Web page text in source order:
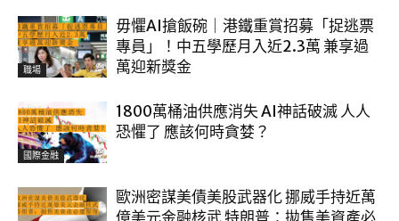
職場
毋懼AI搶飯碗｜港鐵重賞招募「捉逃票
專員」！中五學歷月入近2.3萬 兼享過
萬迎新獎金
國際金融
1800萬桶油供應消失 AI神話破滅 人人
恐懼了 應該何時貪婪？
歐洲密謀美債美股武器化 挪威手持近萬